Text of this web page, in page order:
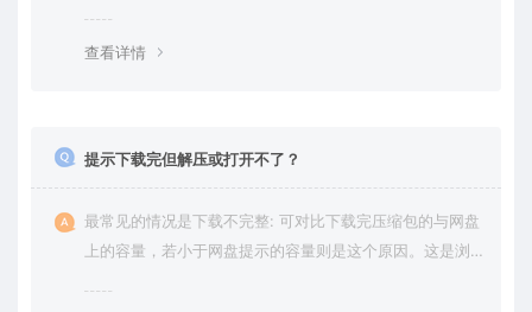
查看详情
提示下载完但解压或打开不了？
最常见的情况是下载不完整: 可对比下载完压缩包的与网盘
上的容量，若小于网盘提示的容量则是这个原因。这是浏